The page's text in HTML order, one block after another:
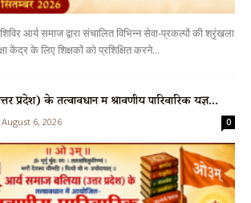
आर्य समाज द्वारा संचालित विभिन्न सेवा-प्रकल्पों की श्रृंखला
केंद्र के लिए शिक्षकों को प्रशिक्षित करने...
प्रदेश) के तत्वावधान में श्रावणीय पारिवारिक यज्ञ...
August 6, 2026 0